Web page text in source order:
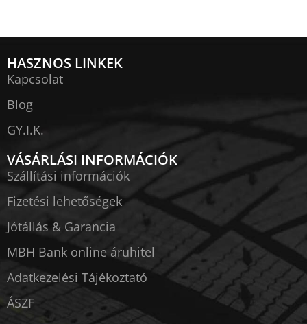
HASZNOS LINKEK
Kapcsolat
Blog
GY.I.K.
VÁSÁRLÁSI INFORMÁCIÓK
Szállítási információk
Fizetési lehetőségek
Jótállás & Garancia
MBH Bank online áruhitel
Adatkezelési Tájékoztató
ÁSZF